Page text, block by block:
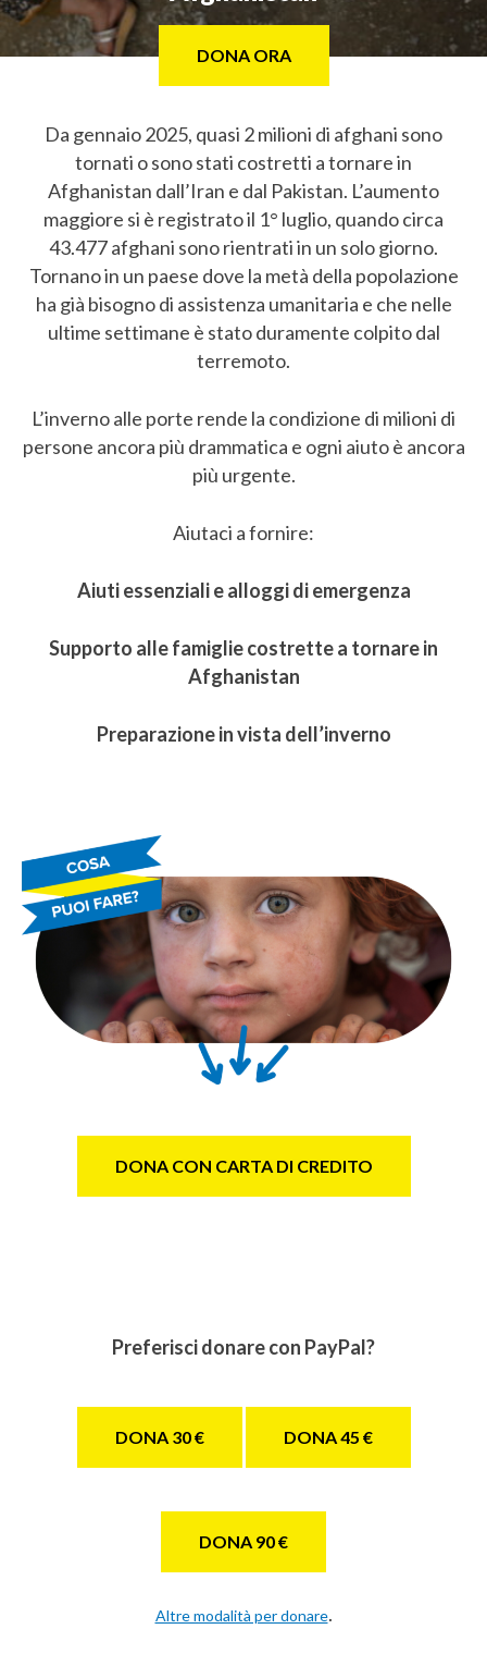
DONA ORA
Da gennaio 2025, quasi 2 milioni di afghani sono
tornati o sono stati costretti a tornare in
Afghanistan dall’Iran e dal Pakistan. L’aumento
maggiore si è registrato il 1° luglio, quando circa
43.477 afghani sono rientrati in un solo giorno.
Tornano in un paese dove la metà della popolazione
ha già bisogno di assistenza umanitaria e che nelle
ultime settimane è stato duramente colpito dal
terremoto.
L’inverno alle porte rende la condizione di milioni di
persone ancora più drammatica e ogni aiuto è ancora
più urgente.
Aiutaci a fornire:
Aiuti essenziali e alloggi di emergenza
Supporto alle famiglie costrette a tornare in
Afghanistan
Preparazione in vista dell’inverno
DONA CON CARTA DI CREDITO
Preferisci donare con PayPal?
DONA 30 € DONA 45 €
DONA 90 €
Altre modalità per donare.